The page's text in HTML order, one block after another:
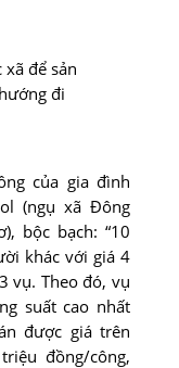
để sản
đi
của gia đình
(ngụ xã Đông
bộc bạch: “10
khác với giá 4
vụ. Theo đó, vụ
suất cao nhất
được giá trên
đồng/công,